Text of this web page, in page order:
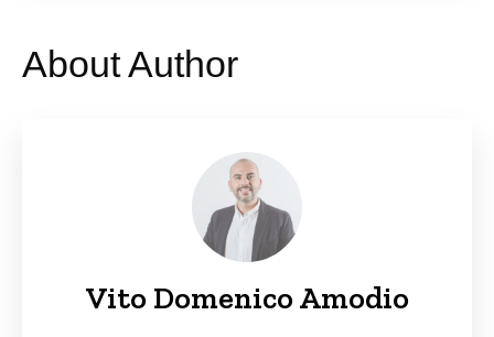
digitali
About Author
Vito Domenico Amodio